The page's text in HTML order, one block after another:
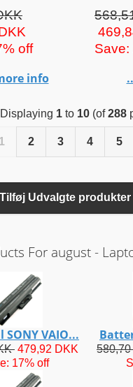
off
info
Save:
Displaying 1to 10(of288
1 2 3 4 5
Tilføj Udvalgte produkter
For august -
VAIO...
479,92 DKK
17% off